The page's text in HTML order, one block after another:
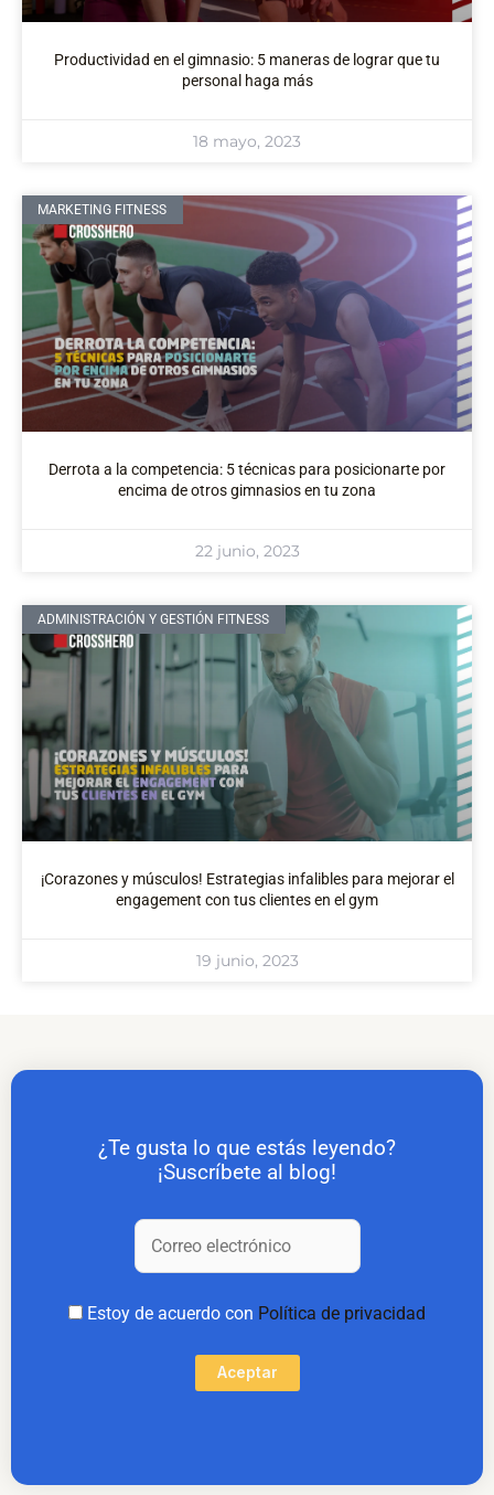
Productividad en el gimnasio: 5 maneras de lograr que tu
personal haga más
18 mayo, 2023
MARKETING FITNESS
Derrota a la competencia: 5 técnicas para posicionarte por
encima de otros gimnasios en tu zona
22 junio, 2023
ADMINISTRACIÓN Y GESTIÓN FITNESS
¡Corazones y músculos! Estrategias infalibles para mejorar el
engagement con tus clientes en el gym
19 junio, 2023
¿Te gusta lo que estás leyendo?
¡Suscríbete al blog!
Estoy de acuerdo con Política de privacidad
Aceptar